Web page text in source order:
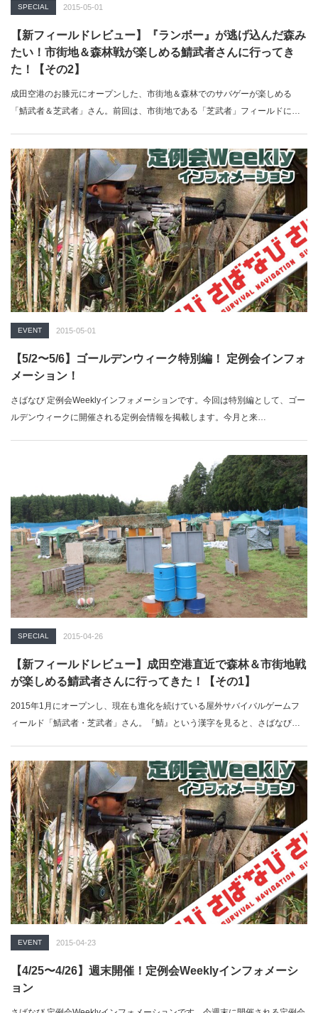
SPECIAL 2015-05-01
【新フィールドレビュー】『ランボー』が逃げ込んだ森み
たい！市街地＆森林戦が楽しめる鯖武者さんに行ってき
た！【その2】
成田空港のお膝元にオープンした、市街地＆森林でのサバゲーが楽しめる
「鯖武者＆芝武者」さん。前回は、市街地である「芝武者」フィールドにフ
EVENT 2015-05-01
【5/2〜5/6】ゴールデンウィーク特別編！ 定例会インフォ
メーション！
さばなび 定例会Weeklyインフォメーションです。今回は特別編として、ゴー
ルデンウィークに開催される定例会情報を掲載します。今月と来…
SPECIAL 2015-04-26
【新フィールドレビュー】成田空港直近で森林＆市街地戦
が楽しめる鯖武者さんに行ってきた！【その1】
2015年1月にオープンし、現在も進化を続けている屋外サバイバルゲームフ
ィールド「鯖武者・芝武者」さん。『鯖』という漢字を見ると、さばなび…
EVENT 2015-04-23
【4/25〜4/26】週末開催！定例会Weeklyインフォメーシ
ョン